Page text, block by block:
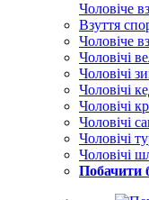
Чоловіче
Взуття
Чоловіче
Чоловічі
Чоловічі
Чоловічі
Чоловічі
Чоловічі
Чоловічі
Чоловічі
Побачити